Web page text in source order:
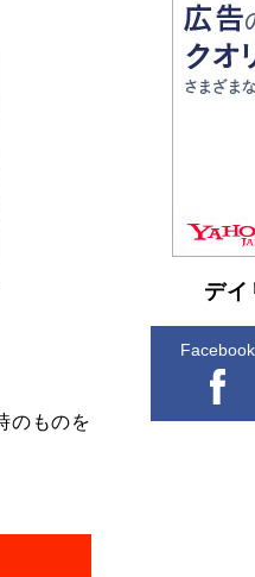
のものを
「『火垂
続けた“
い」監
戦争の記
デイ
Facebook